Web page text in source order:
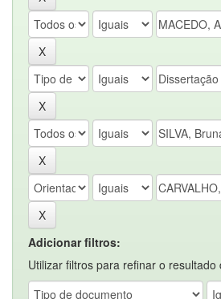
Adicionar filtros:
Utilizar filtros para refinar o resultado